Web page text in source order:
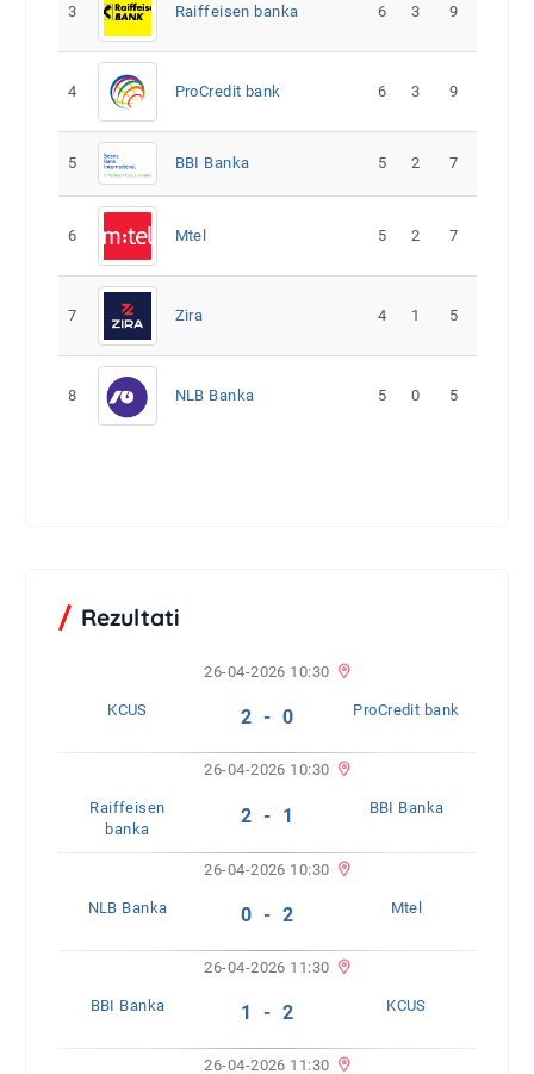
3 Raiffeisen banka 6 3 9
4 ProCredit bank 6 3 9
5 BBI Banka 5 2 7
6 Mtel 5 2 7
7 Zira 4 1 5
8 NLB Banka 5 0 5
Rezultati
26-04-2026 10:30
KCUS 2 - 0 ProCredit bank
26-04-2026 10:30
Raiffeisen
banka
2 - 1 BBI Banka
26-04-2026 10:30
NLB Banka 0 - 2 Mtel
26-04-2026 11:30
BBI Banka 1 - 2 KCUS
26-04-2026 11:30